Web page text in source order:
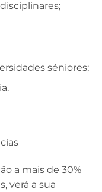
séniores;
a mais de 30%
verá a sua